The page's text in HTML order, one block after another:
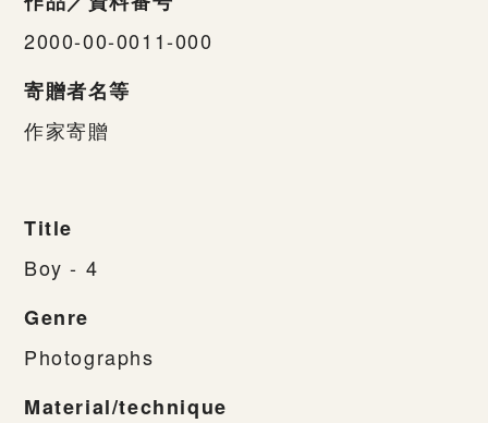
2000-00-0011-000
寄贈者名等
作家寄贈
Title
Boy - 4
Genre
Photographs
Material/technique